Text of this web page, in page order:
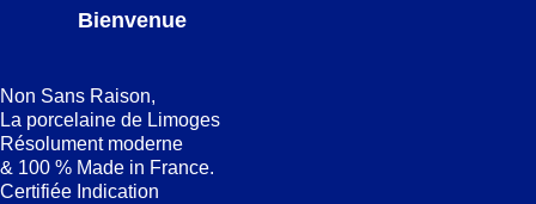
Bienvenue
Non Sans Raison,
La porcelaine de Limoges
Résolument moderne
& 100 % Made in France.
Certifiée Indication